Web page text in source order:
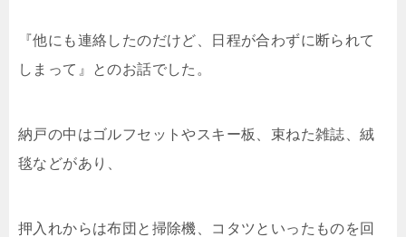
『他にも連絡したのだけど、日程が合わずに断られて
しまって』とのお話でした。
納戸の中はゴルフセットやスキー板、束ねた雑誌、絨
毯などがあり、
押入れからは布団と掃除機、コタツといったものを回